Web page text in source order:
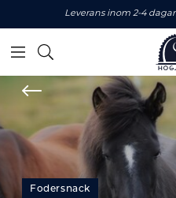
Leverans inom 2-4 dagar
Fodersnack